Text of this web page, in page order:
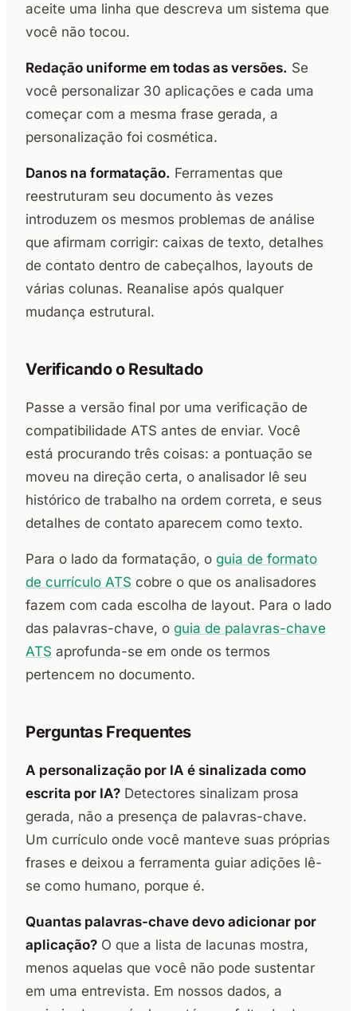
aceite uma linha que descreva um sistema que
você não tocou.
Redação uniforme em todas as versões. Se
você personalizar 30 aplicações e cada uma
começar com a mesma frase gerada, a
personalização foi cosmética.
Danos na formatação. Ferramentas que
reestruturam seu documento às vezes
introduzem os mesmos problemas de análise
que afirmam corrigir: caixas de texto, detalhes
de contato dentro de cabeçalhos, layouts de
várias colunas. Reanalise após qualquer
mudança estrutural.
Verificando o Resultado
Passe a versão final por uma verificação de
compatibilidade ATS antes de enviar. Você
está procurando três coisas: a pontuação se
moveu na direção certa, o analisador lê seu
histórico de trabalho na ordem correta, e seus
detalhes de contato aparecem como texto.
Para o lado da formatação, o guia de formato
de currículo ATS cobre o que os analisadores
fazem com cada escolha de layout. Para o lado
das palavras-chave, o guia de palavras-chave
ATS aprofunda-se em onde os termos
pertencem no documento.
Perguntas Frequentes
A personalização por IA é sinalizada como
escrita por IA? Detectores sinalizam prosa
gerada, não a presença de palavras-chave.
Um currículo onde você manteve suas próprias
frases e deixou a ferramenta guiar adições lê-
se como humano, porque é.
Quantas palavras-chave devo adicionar por
aplicação? O que a lista de lacunas mostra,
menos aquelas que você não pode sustentar
em uma entrevista. Em nossos dados, a